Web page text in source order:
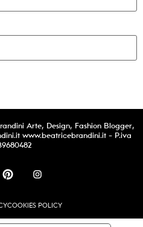
Arte, Design, Fashion Blogger,
www.beatricebrandini.it - P.iva
COOKIES POLICY